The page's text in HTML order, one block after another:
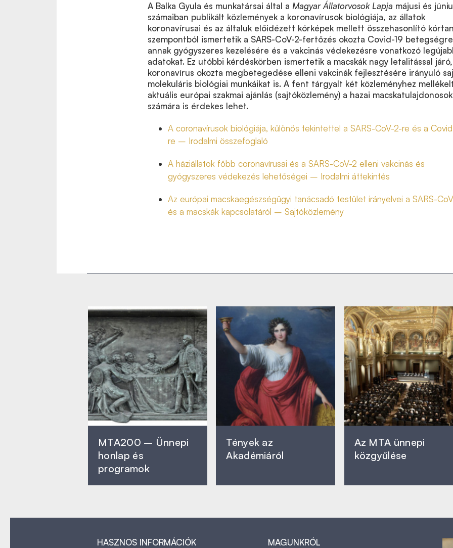
A Balka Gyula és munkatársai által a Magyar Állatorvosok Lapja májusi és
számaiban publikált közlemények a koronavírusok biológiája, az állatok
koronavírusai és az általuk előidézett kórképek mellett összehasonlító
szempontból ismertetik a SARS-CoV-2-fertőzés okozta Covid-19
annak gyógyszeres kezelésére és a vakcinás védekezésre vonatkozó
adatokat. Ez utóbbi kérdéskörben ismertetik a macskák nagy letalitással járó,
koronavírus okozta megbetegedése elleni vakcinák fejlesztésére irányuló
molekuláris biológiai munkáikat is. A fent tárgyalt két közleményhez
aktuális európai szakmai ajánlás (sajtóközlemény) a hazai macskatulajdonosok
számára is érdekes lehet.
A coronavírusok biológiája, különös tekintettel a SARS-CoV-2-re és a
re – Irodalmi összefoglaló
A háziállatok főbb coronavírusai és a SARS-CoV-2 elleni vakcinás és
gyógyszeres védekezés lehetőségei – Irodalmi áttekintés
Az európai macskaegészségügyi tanácsadó testület irányelvei a SARS-
és a macskák kapcsolatáról – Sajtóközlemény
MTA200 – Ünnepi
honlap és
programok
Tények az
Akadémiáról
Az MTA ünnepi
közgyűlése
HASZNOS INFORMÁCIÓK
MAGUNKRÓL